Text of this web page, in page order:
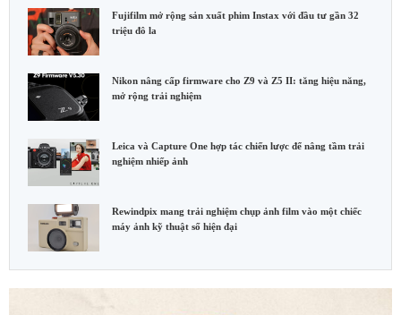
Fujifilm mở rộng sản xuất phim Instax với đầu tư gần 32
triệu đô la
Nikon nâng cấp firmware cho Z9 và Z5 II: tăng hiệu năng,
mở rộng trải nghiệm
Leica và Capture One hợp tác chiến lược để nâng tầm trải
nghiệm nhiếp ảnh
Rewindpix mang trải nghiệm chụp ảnh film vào một chiếc
máy ảnh kỹ thuật số hiện đại